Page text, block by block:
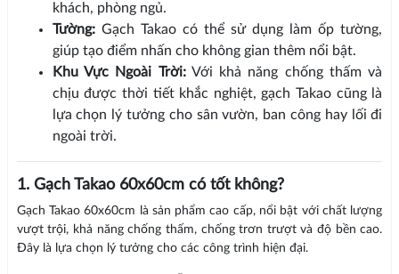
khách, phòng ngủ.
Tường:Gạch Takao có thể sử dụng làm ốp tường,
giúp tạo điểm nhấn cho không gian thêm nổi bật.
Khu Vực Ngoài Trời:Với khả năng chống thấm và
chịu được thời tiết khắc nghiệt, gạch Takao cũng là
lựa chọn lý tưởng cho sân vườn, ban công hay lối đi
ngoài trời.
1. Gạch Takao 60x60cm có tốt không?
Gạch Takao 60x60cm là sản phẩm cao cấp, nổi bật với chất lượng
vượt trội, khả năng chống thấm, chống trơn trượt và độ bền cao.
Đây là lựa chọn lý tưởng cho các công trình hiện đại.